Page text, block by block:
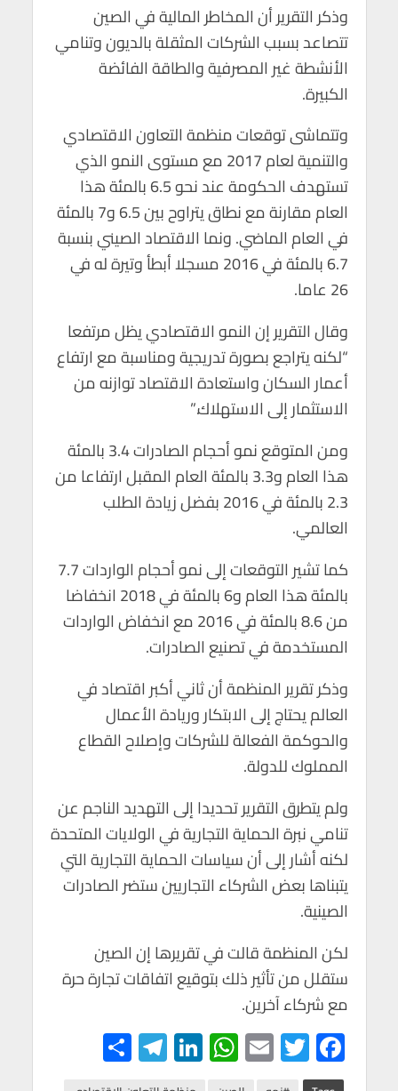
وذكر التقرير أن المخاطر المالية في الصين
تتصاعد بسبب الشركات المثقلة بالديون وتنامي
الأنشطة غير المصرفية والطاقة الفائضة
الكبيرة.
وتتماشى توقعات منظمة التعاون الاقتصادي
والتنمية لعام 2017 مع مستوى النمو الذي
تستهدف الحكومة عند نحو 6.5 بالمئة هذا
العام مقارنة مع نطاق يتراوح بين 6.5 و7 بالمئة
في العام الماضي. ونما الاقتصاد الصيني بنسبة
6.7 بالمئة في 2016 مسجلا أبطأ وتيرة له في
26 عاما.
وقال التقرير إن النمو الاقتصادي يظل مرتفعا
“لكنه يتراجع بصورة تدريجية ومناسبة مع ارتفاع
أعمار السكان واستعادة الاقتصاد توازنه من
الاستثمار إلى الاستهلاك.”
ومن المتوقع نمو أحجام الصادرات 3.4 بالمئة
هذا العام و3.3 بالمئة العام المقبل ارتفاعا من
2.3 بالمئة في 2016 بفضل زيادة الطلب
العالمي.
كما تشير التوقعات إلى نمو أحجام الواردات 7.7
بالمئة هذا العام و6 بالمئة في 2018 انخفاضا
من 8.6 بالمئة في 2016 مع انخفاض الواردات
المستخدمة في تصنيع الصادرات.
وذكر تقرير المنظمة أن ثاني أكبر اقتصاد في
العالم يحتاج إلى الابتكار وريادة الأعمال
والحوكمة الفعالة للشركات وإصلاح القطاع
المملوك للدولة.
ولم يتطرق التقرير تحديدا إلى التهديد الناجم عن
تنامي نبرة الحماية التجارية في الولايات المتحدة
لكنه أشار إلى أن سياسات الحماية التجارية التي
يتبناها بعض الشركاء التجاريين ستضر الصادرات
الصينية.
لكن المنظمة قالت في تقريرها إن الصين
ستقلل من تأثير ذلك بتوقيع اتفاقات تجارة حرة
مع شركاء آخرين.
F
ac
T
wi
E
m
W
h
Li
n
Te
le
h